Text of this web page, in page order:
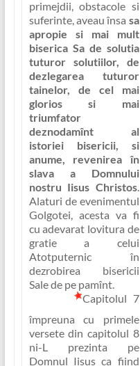
primejdii, obstacole si
suferinte, aveau însa sa
apropie si mai mult
biserica Sa de solutia
tuturor solutiilor, de
dezlegarea tuturor
tainelor, de cel mai
glorios si mai
triumfator
deznodamînt al
istoriei bisericii, si
anume, revenirea în
slava a Domnului
nostru Iisus Christos.
Alaturi de evenimentul
Golgotei, acesta va fi
cu adevarat lovitura de
gratie a celui
Atotputernic în
dezrobirea bisericii
Sale de pe pamînt.
Capitolul 7
împreuna cu primele
versete din capitolul 8
ni-L prezinta pe
Domnul Iisus ca fiind